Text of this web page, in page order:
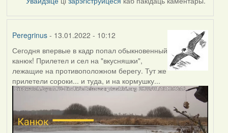
Peregrinus- 13.01.2022 - 10:12
Сегодня впервые в кадр попал обыкновенный
канюк! Прилетел и сел на "вкусняшки",
лежащие на противоположном берегу. Тут же
прилетели сороки... и туда, и на кормушку...